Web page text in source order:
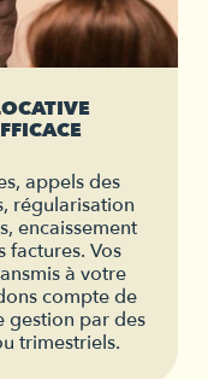
appels des
régularisation
encaissement
factures. Vos
à votre
compte de
gestion par des
trimestriels.